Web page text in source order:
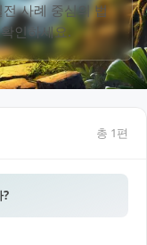
사례 중심의 법
총 1편
?